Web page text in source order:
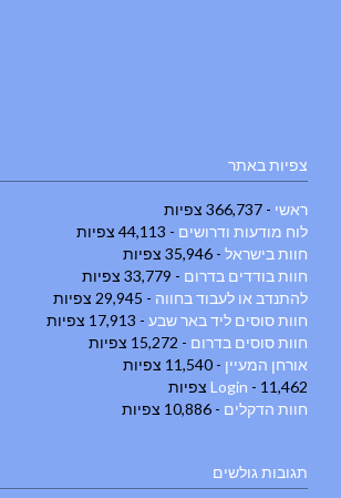
צפיות באתר
ראשי - 366,737 צפיות
לוח מודעות ודרושים - 44,113 צפיות
חוות בישראל - 35,946 צפיות
חוות בודדים בדרום - 33,779 צפיות
להתנדב או לעבוד בחווה - 29,945 צפיות
חוות סוסים ליד באר שבע - 17,913 צפיות
חוות סוסים בדרום - 15,272 צפיות
אורחן המעיין - 11,540 צפיות
Login - 11,462 צפיות
חוות הדקלים - 10,886 צפיות
תגובות גולשים